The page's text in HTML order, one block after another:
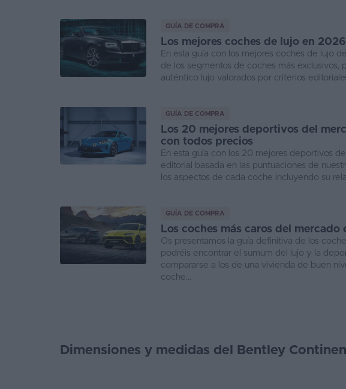
GUÍA DE COMPRA
Los mejores coches de lujo en 2026
En esta guía con los mejores coches de lujo
de los segmentos de coches más exclusivos,
auténtico lujo valorados por criterios
GUÍA DE COMPRA
Los 20 mejores deportivos del
con todos precios
En esta guía con los 20 mejores deportivos
editorial basada en las puntuaciones de
los aspectos de cada coche incluyendo su
GUÍA DE COMPRA
Los coches más caros del mercado
Os presentamos la guía definitiva de los
podréis encontrar el sumum del lujo y la
compararse a los de una vivienda de buen
coche...
Dimensiones y medidas del Bentley